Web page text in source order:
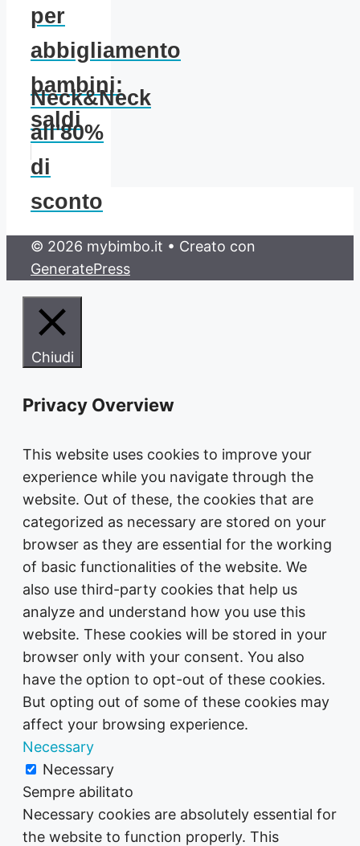
per
abbigliamento
bambini:
saldi
Neck&Neck
all'80%
di
sconto
© 2026 mybimbo.it • Creato con
GeneratePress
Chiudi
Privacy Overview
This website uses cookies to improve your
experience while you navigate through the
website. Out of these, the cookies that are
categorized as necessary are stored on your
browser as they are essential for the working
of basic functionalities of the website. We
also use third-party cookies that help us
analyze and understand how you use this
website. These cookies will be stored in your
browser only with your consent. You also
have the option to opt-out of these cookies.
But opting out of some of these cookies may
affect your browsing experience.
Necessary
Necessary
Sempre abilitato
Necessary cookies are absolutely essential for
the website to function properly. This